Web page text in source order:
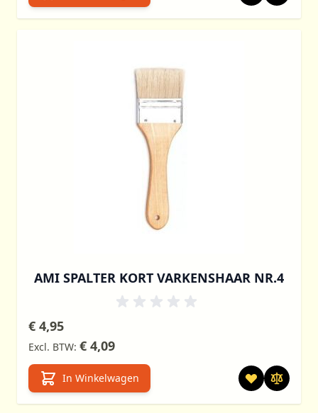
AMI SPALTER KORT VARKENSHAAR NR.4
€ 4,95
€ 4,09
In Winkelwagen